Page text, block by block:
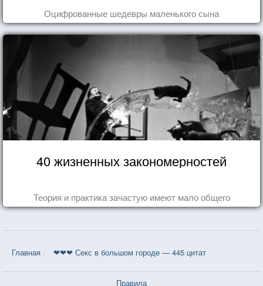
Оцифрованные шедевры маленького сына
40 жизненных закономерностей
Теория и практика зачастую имеют мало общего
Главная ❤❤❤ Секс в большом городе — 445 цитат
Правила